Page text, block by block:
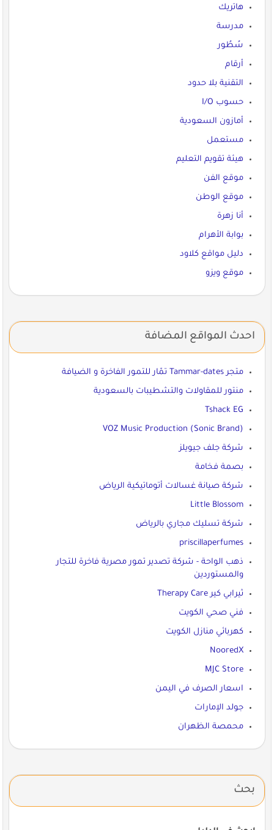
هاتريك
مدرسة
سُطُور
أرقام
التقنية بلا حدود
حسوب I/O
أمازون السعودية
مستعمل
هيئة تقويم التعليم
موقع الفن
موقع الوطن
أنا زهرة
بوابة الأهرام
دليل مواقع كلاود
موقع ويزو
احدث المواقع المضافة
متجر Tammar-dates تمّار للتمور الفاخرة و الضيافة
منتور للمقاولات والتشطيبات بالسعودية
Tshack EG
VOZ Music Production (Sonic Brand)
شركة جلف جيويلز
بصمة فخامة
شركة صيانة غسالات أتوماتيكية الرياض
Little Blossom
شركة تسليك مجاري بالرياض
priscillaperfumes
ذهب الواحة - شركة تصدير تمور مصرية فاخرة للتجار
والمستوردين
ثيرابي كير Therapy Care
فني صحي الكويت
كهربائي منازل الكويت
NooredX
MJC Store
اسعار الصرف في اليمن
جولد الإمارات
محمصة الظهران
بحث